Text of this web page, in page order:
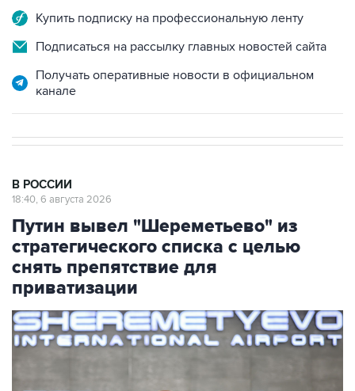
Купить подписку на профессиональную ленту
Подписаться на рассылку главных новостей сайта
Получать оперативные новости в официальном
канале
В РОССИИ
18:40, 6 августа 2026
Путин вывел "Шереметьево" из
стратегического списка с целью
снять препятствие для
приватизации